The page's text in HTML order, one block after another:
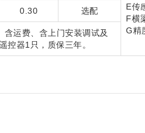
E传
F横
G
0.30 选配
运费、含上门安装调试及
控器1只，质保三年。